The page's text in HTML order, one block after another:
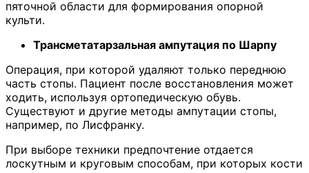
пяточной области для формирования опорной
культи.
Трансметатарзальная ампутация по Шарпу
Операция, при которой удаляют только переднюю
часть стопы. Пациент после восстановления может
ходить, используя ортопедическую обувь.
Существуют и другие методы ампутации стопы,
например, по Лисфранку.
При выборе техники предпочтение отдается
лоскутным и круговым способам, при которых кости